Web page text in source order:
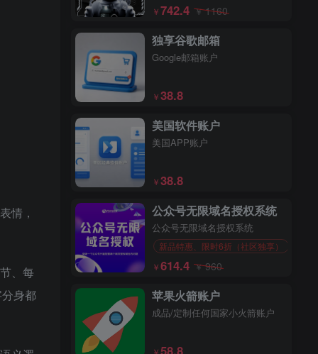
情，
、每
身都
￥742.4 ￥1160
独享谷歌邮箱
Google邮箱账户
￥38.8
美国软件账户
美国APP账户
￥38.8
公众号无限域名授权系统
公众号无限域名授权系统
新品特惠、限时6折（社区独享）
￥614.4 ￥960
苹果火箭账户
成品/定制任何国家小火箭账户
￥58.8